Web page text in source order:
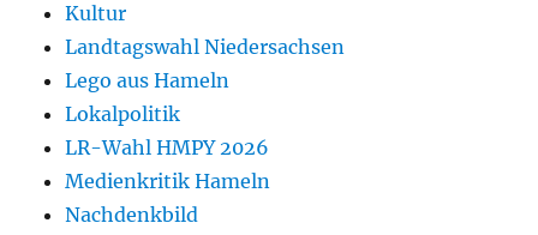
Kultur
Landtagswahl Niedersachsen
Lego aus Hameln
Lokalpolitik
LR-Wahl HMPY 2026
Medienkritik Hameln
Nachdenkbild